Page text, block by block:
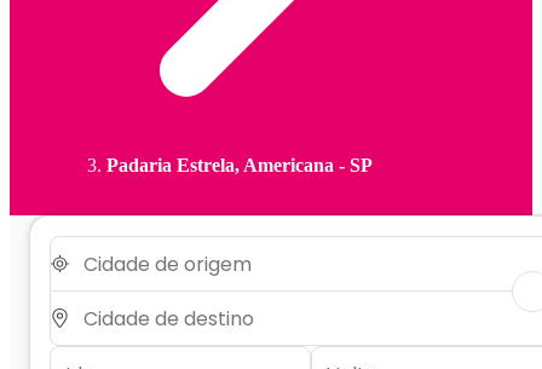
Padaria Estrela, Americana - SP